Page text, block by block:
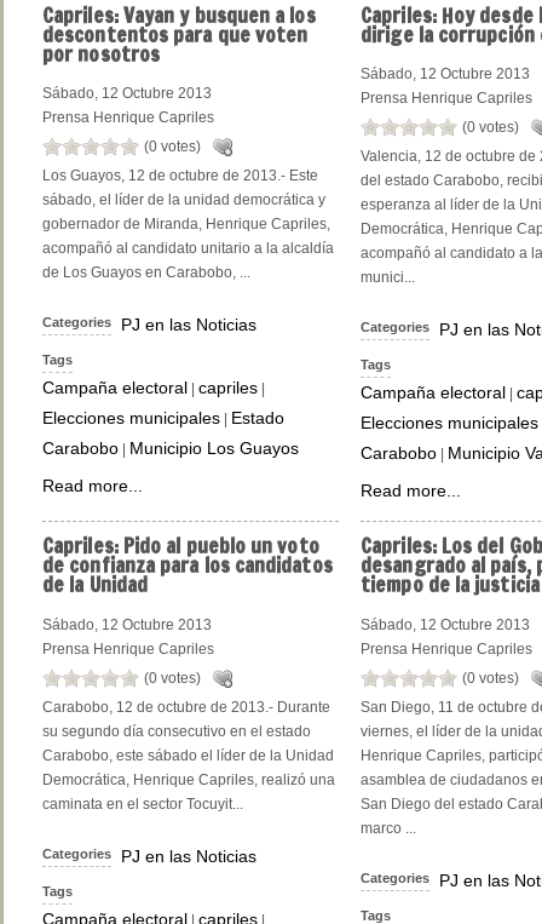
Capriles:Vayan y busquen a los
descontentos para que voten
por nosotros
Sábado, 12 Octubre 2013
Prensa Henrique Capriles
(0 votes)
Los Guayos, 12 de octubre de 2013.- Este
sábado, el líder de la unidad democrática y
gobernador de Miranda, Henrique Capriles,
acompañó al candidato unitario a la alcaldía
de Los Guayos en Carabobo, ...
Categories PJ en las Noticias
Tags
Campaña electoral capriles
Elecciones municipales
Estado
Carabobo
Municipio Los Guayos
Read more...
Capriles:Hoy desde
dirige la corrupción
Sábado, 12 Octubre 2013
Prensa Henrique Capriles
(0 votes)
Valencia, 12 de octubre de
del estado Carabobo,
esperanza al líder de la
Democrática, Henrique
acompañó al candidato a
munici...
Categories PJ en las
Tags
Campaña electoral |
Elecciones municipales
Carabobo
Municipio
Read more...
Capriles:Pido al pueblo un voto
de confianza para los candidatos
de la Unidad
Sábado, 12 Octubre 2013
Prensa Henrique Capriles
(0 votes)
Carabobo, 12 de octubre de 2013.- Durante
su segundo día consecutivo en el estado
Carabobo, este sábado el líder de la Unidad
Democrática, Henrique Capriles, realizó una
caminata en el sector Tocuyit...
Categories PJ en las Noticias
Tags
Campaña electoral | capriles |
Capriles:Los del
desangrado al país,
tiempo de la justicia
Sábado, 12 Octubre 2013
Prensa Henrique Capriles
(0 votes)
San Diego, 11 de octubre
viernes, el líder de la
Henrique Capriles,
asamblea de ciudadanos
San Diego del estado
marco ...
Categories PJ en las
Tags